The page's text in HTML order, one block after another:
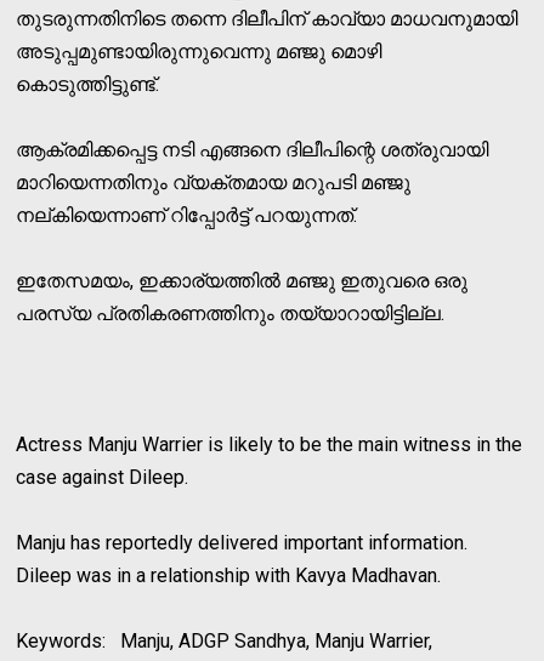
തുടരുന്നതിനിടെ തന്നെ ദിലീപിന് കാവ്യാ മാധവനുമായി
അടുപ്പമുണ്ടായിരുന്നുവെന്നു മഞ്ജു മൊഴി
കൊടുത്തിട്ടുണ്ട്.
ആക്രമിക്കപ്പെട്ട നടി എങ്ങനെ ദിലീപിന്റെ ശത്രുവായി
മാറിയെന്നതിനും വ്യക്തമായ മറുപടി മഞ്ജു
നല്കിയെന്നാണ് റിപ്പോര്‍ട്ട് പറയുന്നത്.
ഇതേസമയം, ഇക്കാര്യത്തില്‍ മഞ്ജു ഇതുവരെ ഒരു
പരസ്യ പ്രതികരണത്തിനും തയ്യാറായിട്ടില്ല.
Actress Manju Warrier is likely to be the main witness in the
case against Dileep.
Manju has reportedly delivered important information.
Dileep was in a relationship with Kavya Madhavan.
Keywords: Manju, ADGP Sandhya, Manju Warrier,